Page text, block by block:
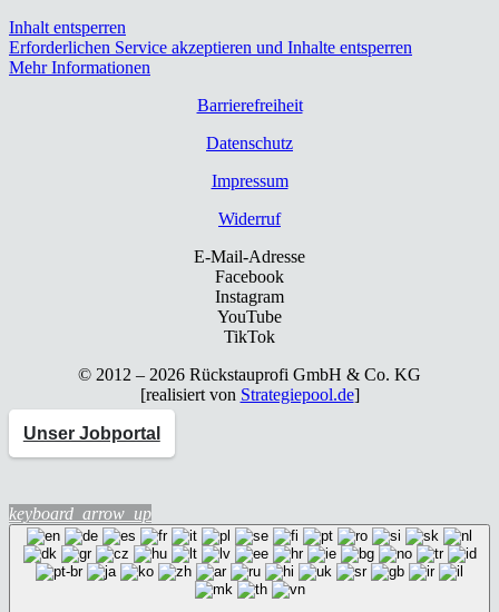
Inhalt entsperren
Erforderlichen Service akzeptieren und Inhalte entsperren
Mehr Informationen
Bar­rie­re­frei­heit
Daten­schutz
Impres­sum
Wider­ruf
E-Mail-Adresse
Facebook
Instagram
YouTube
TikTok
© 2012 – 2026 Rück­stau­pro­fi GmbH & Co. KG
[rea­li­siert von Strategiepool.de]
Unser Jobportal
keyboard_arrow_up